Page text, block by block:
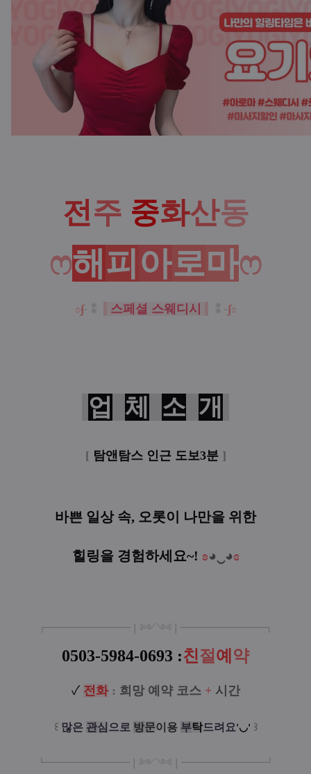
전주 중화산동
ෆ해피 아로마ෆ
ʚʃ ⁑ 스페셜 스웨디시 ⁑ ʃʚ
업 체 소 개
[ 탐앤탐스 인근 도보3분 ]
바쁜 일상 속, 오롯이 나만을 위한
힐링을 경험하세요~! ʚ◕‿◕ɞ
┏━━━━━━━━ ❘༻༺❘ ━━━━━━━━┓
0503-5984-0693 :친절 예 약
✓ 전화 : 희망 예약 코스 + 시간
꒰ 많은 관심 으로 방문이 용 부탁드려요'◡' ꒱
┗━━━━━━━━ ❘༻༺❘ ━━━━━━━━┛